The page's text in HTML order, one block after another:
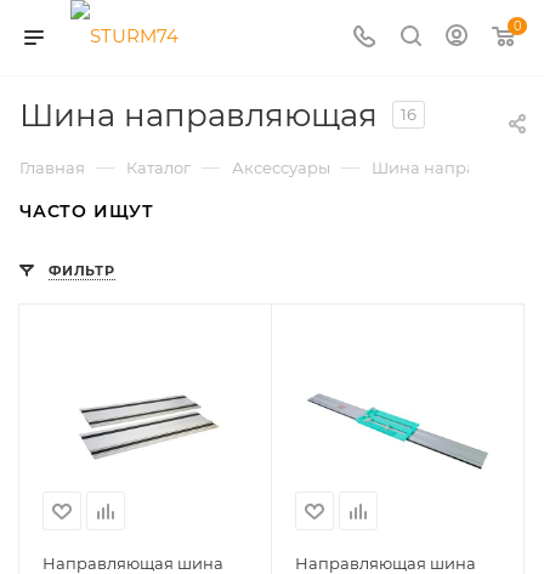
0
Шина направляющая 16
Главная — Каталог — Аксессуары — Шина
ЧАСТО ИЩУТ
ФИЛЬТР
Направляющая шина
Направляющая шина